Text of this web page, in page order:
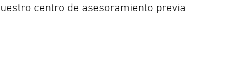
centro de asesoramiento previa